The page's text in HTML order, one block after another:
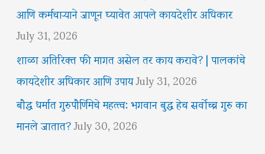
आणि कर्मचाऱ्याने जाणून घ्यावेत आपले कायदेशीर अधिकार
July 31, 2026
शाळा अतिरिक्त फी मागत असेल तर काय करावे? | पालकांचे
कायदेशीर अधिकार आणि उपायJuly 31, 2026
बौद्ध धर्मात गुरुपौर्णिमेचे महत्त्व: भगवान बुद्ध हेच सर्वोच्च गुरु का
मानले जातात?July 30, 2026